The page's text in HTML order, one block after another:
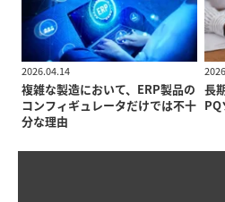
2026.04.14
複雑な製造において、ERP製品の
コンフィギュレータだけでは不十
分な理由
長
PQ